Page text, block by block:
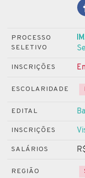
PROCESSO
SELETIVO
INSCRIÇÕES
ESCOLARIDADE
EDITAL
INSCRIÇÕES
SALÁRIOS
REGIÃO